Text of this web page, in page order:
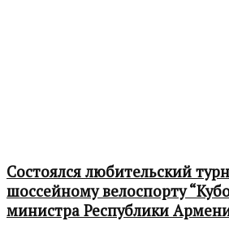
Состоялся любительский
шоссейному велоспорту
министра Республики